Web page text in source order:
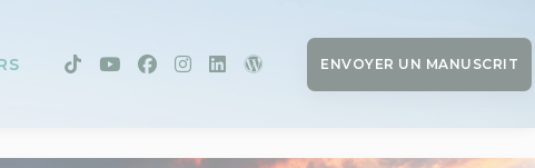
ENVOYER UN MANUSCRIT